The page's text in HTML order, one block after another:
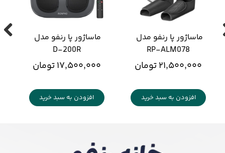
ماساژور پا رنفو مدل
D-200R
۱۷,۵۰۰,۰۰۰ تومان
افزودن به سبد خرید
ماساژور پا رنفو مدل
RP-ALM078
۲۱,۵۰۰,۰۰۰ تومان
افزودن به سبد خرید